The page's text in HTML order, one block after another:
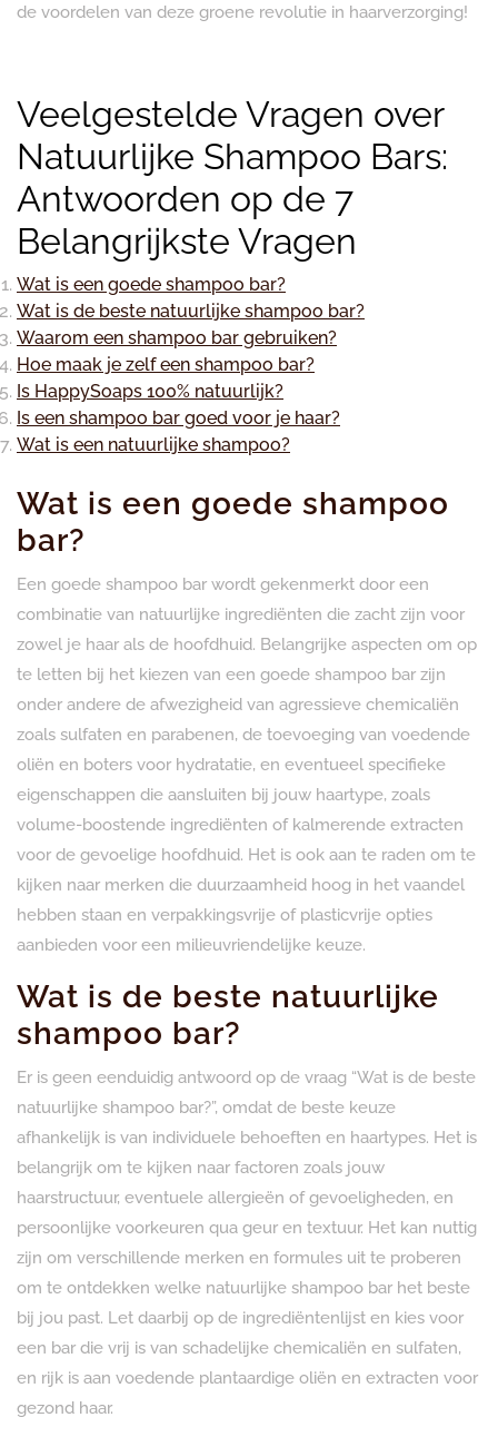
de voordelen van deze groene revolutie in haarverzorging!
Veelgestelde Vragen over
Natuurlijke Shampoo Bars:
Antwoorden op de 7
Belangrijkste Vragen
Wat is een goede shampoo bar?
Wat is de beste natuurlijke shampoo bar?
Waarom een shampoo bar gebruiken?
Hoe maak je zelf een shampoo bar?
Is HappySoaps 100% natuurlijk?
Is een shampoo bar goed voor je haar?
Wat is een natuurlijke shampoo?
Wat is een goede shampoo
bar?
Een goede shampoo bar wordt gekenmerkt door een
combinatie van natuurlijke ingrediënten die zacht zijn voor
zowel je haar als de hoofdhuid. Belangrijke aspecten om op
te letten bij het kiezen van een goede shampoo bar zijn
onder andere de afwezigheid van agressieve chemicaliën
zoals sulfaten en parabenen, de toevoeging van voedende
oliën en boters voor hydratatie, en eventueel specifieke
eigenschappen die aansluiten bij jouw haartype, zoals
volume-boostende ingrediënten of kalmerende extracten
voor de gevoelige hoofdhuid. Het is ook aan te raden om te
kijken naar merken die duurzaamheid hoog in het vaandel
hebben staan en verpakkingsvrije of plasticvrije opties
aanbieden voor een milieuvriendelijke keuze.
Wat is de beste natuurlijke
shampoo bar?
Er is geen eenduidig antwoord op de vraag “Wat is de beste
natuurlijke shampoo bar?”, omdat de beste keuze
afhankelijk is van individuele behoeften en haartypes. Het is
belangrijk om te kijken naar factoren zoals jouw
haarstructuur, eventuele allergieën of gevoeligheden, en
persoonlijke voorkeuren qua geur en textuur. Het kan nuttig
zijn om verschillende merken en formules uit te proberen
om te ontdekken welke natuurlijke shampoo bar het beste
bij jou past. Let daarbij op de ingrediëntenlijst en kies voor
een bar die vrij is van schadelijke chemicaliën en sulfaten,
en rijk is aan voedende plantaardige oliën en extracten voor
gezond haar.